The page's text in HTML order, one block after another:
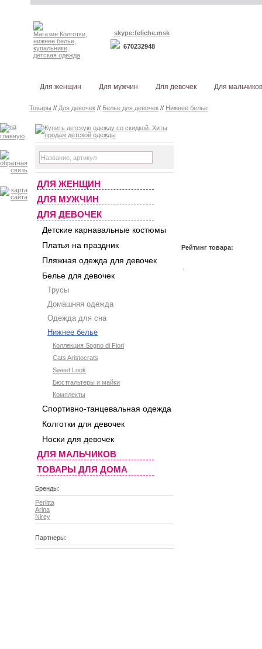
skype:feliche.msk
670232948
Для женщин Для мужчин Для девочек Для мальчиков
Товары // Для девочек // Белье для девочек // Нижнее белье
ДЛЯ ЖЕНЩИН
ДЛЯ МУЖЧИН
ДЛЯ ДЕВОЧЕК
Детские карнавальные костюмы
Платья на праздник
Пляжная одежда для девочек
Белье для девочек
Трусы
Домашняя одежда
Одежда для сна
Нижнее белье
Коллекция Sogno di Fiori
Cats Aristocrats
Sweet Look
Бюстгальтеры и майки
Комплекты
Спортивно-танцевальная одежда
Колготки для девочек
Носки для девочек
ДЛЯ МАЛЬЧИКОВ
ТОВАРЫ ДЛЯ ДОМА
Бренды:
Perlitta
Arina
Nirey
Партнеры:
Рейтинг товара: